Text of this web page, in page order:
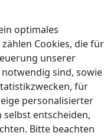
optimales
Cookies, die für
unserer
sind, sowie
für
personalisierter
entscheiden,
Bitte beachten